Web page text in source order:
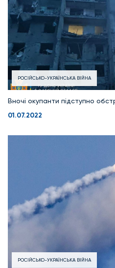
РОСІЙСЬКО-УКРАЇНСЬКА ВІЙНА
Вночі окупанти підступно
01.07.2022
РОСІЙСЬКО-УКРАЇНСЬКА ВІЙНА